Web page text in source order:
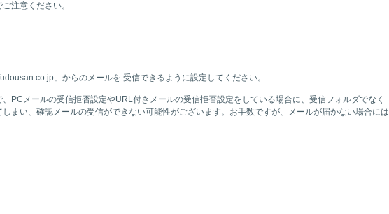
注意ください。
」からのメールを 受信できるように設定してください。
PCメールの受信拒否設定やURL付きメールの受信拒否設定をしている場合に、受信フォルダでなく
まい、確認メールの受信ができない可能性がございます。お手数ですが、メールが届かない場合には